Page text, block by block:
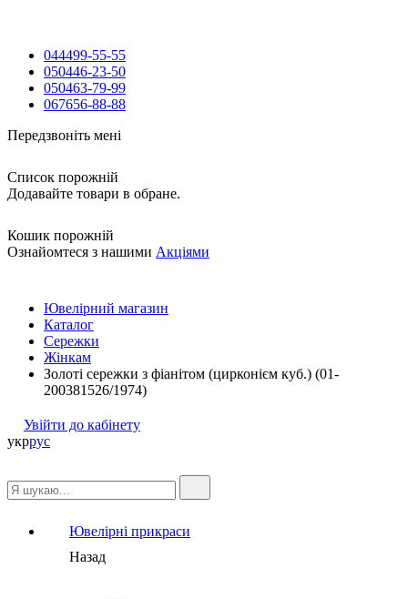
044499-55-55
050446-23-50
050463-79-99
067656-88-88
Передзвоніть мені
Список порожній
Додавайте товари в обране.
Кошик порожній
Ознайомтеся з нашими Акціями
Ювелірний магазин
Каталог
Сережки
Жінкам
Золоті сережки з фіанітом (цирконієм куб.) (01-
200381526/1974)
Увійти до кабінету
укррус
Ювелірні прикраси
Назад